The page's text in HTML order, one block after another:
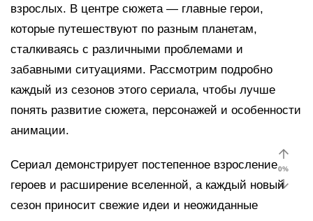
взрослых. В центре сюжета — главные герои,
которые путешествуют по разным планетам,
сталкиваясь с различными проблемами и
забавными ситуациями. Рассмотрим подробно
каждый из сезонов этого сериала, чтобы лучше
понять развитие сюжета, персонажей и особенности
анимации.
Сериал демонстрирует постепенное взросление
героев и расширение вселенной, а каждый новый
сезон приносит свежие идеи и неожиданные
0%